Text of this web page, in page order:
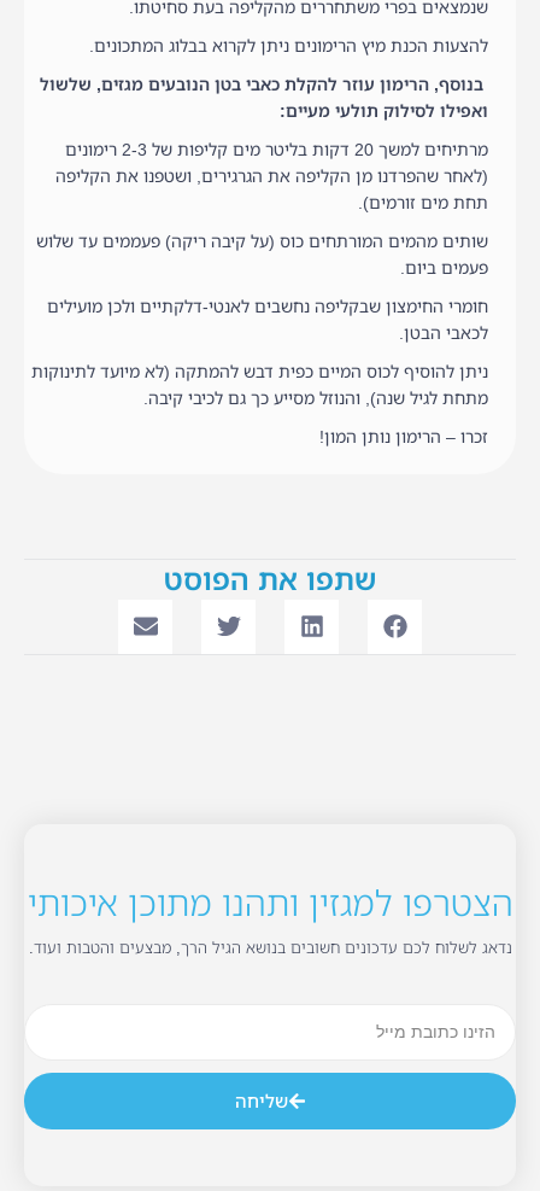
שנמצאים בפרי משתחררים מהקליפה בעת סחיטתו.
להצעות הכנת מיץ הרימונים ניתן לקרוא בבלוג המתכונים.
בנוסף, הרימון עוזר להקלת כאבי בטן הנובעים מגזים, שלשול
ואפילו לסילוק תולעי מעיים:
מרתיחים למשך 20 דקות בליטר מים קליפות של 2-3 רימונים
(לאחר שהפרדנו מן הקליפה את הגרגירים, ושטפנו את הקליפה
תחת מים זורמים).
שותים מהמים המורתחים כוס (על קיבה ריקה) פעממים עד שלוש
פעמים ביום.
חומרי החימצון שבקליפה נחשבים לאנטי-דלקתיים ולכן מועילים
לכאבי הבטן.
ניתן להוסיף לכוס המיים כפית דבש להמתקה (לא מיועד לתינוקות
מתחת לגיל שנה), והנוזל מסייע כך גם לכיבי קיבה.
זכרו – הרימון נותן המון!
שתפו את הפוסט
הצטרפו למגזין ותהנו מתוכן איכותי
נדאג לשלוח לכם עדכונים חשובים בנושא הגיל הרך, מבצעים והטבות ועוד.
שליחה